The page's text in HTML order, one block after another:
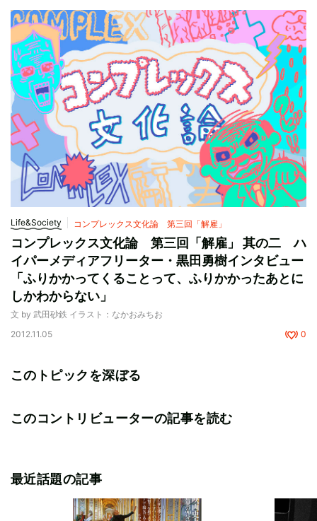
Life&Society コンプレックス文化論 第三回「解雇」
コンプレックス文化論 第三回「解雇」 其の二 ハ
イパーメディアフリーター・黒田勇樹インタビュー
「ふりかかってくることって、ふりかかったあとに
しかわからない」
文 by 武田砂鉄 イラスト：なかおみちお
2012.11.05
0
このトピックを深ぼる
このコントリビューターの記事を読む
最近話題の記事